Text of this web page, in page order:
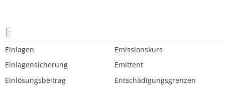
E
Einlagen
Einlagensicherung
Einlösungsbeitrag
Emissionskurs
Emittent
Entschädigungsgrenzen